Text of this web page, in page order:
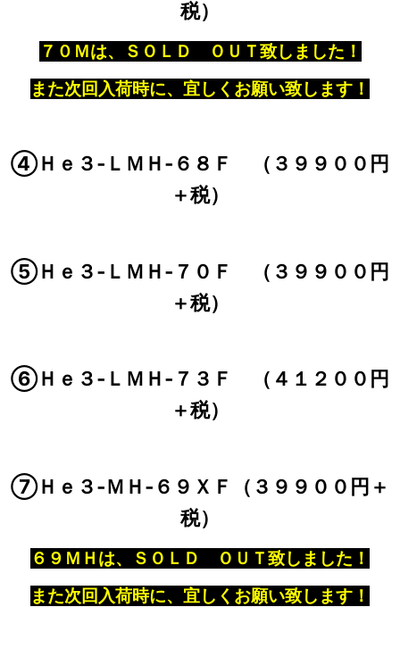
税）
７０Ｍは、ＳＯＬＤ ＯＵＴ致しました！
また次回入荷時に、宜しくお願い致します！
④Ｈｅ３‐ＬＭＨ‐６８Ｆ （３９９００円
＋税）
⑤Ｈｅ３‐ＬＭＨ‐７０Ｆ （３９９００円
＋税）
⑥Ｈｅ３‐ＬＭＨ‐７３Ｆ （４１２００円
＋税）
⑦Ｈｅ３‐ＭＨ‐６９ＸＦ（３９９００円＋
税）
６９ＭＨは、ＳＯＬＤ ＯＵＴ致しました！
また次回入荷時に、宜しくお願い致します！